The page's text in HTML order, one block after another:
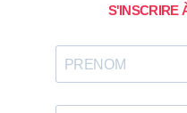
S'INSCRIRE